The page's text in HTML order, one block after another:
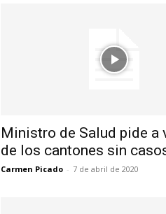
Ministro de Salud pide a
de los cantones sin
Carmen Picado - 7 de abril de 2020